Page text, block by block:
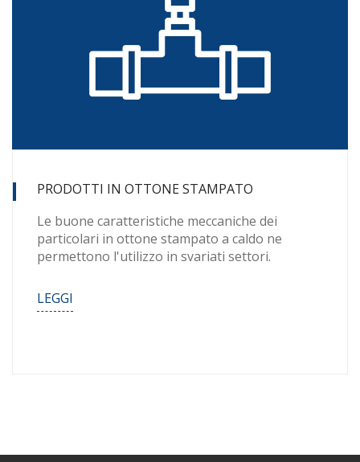
PRODOTTI IN OTTONE STAMPATO
Le buone caratteristiche meccaniche dei
particolari in ottone stampato a caldo ne
permettono l'utilizzo in svariati settori.
LEGGI